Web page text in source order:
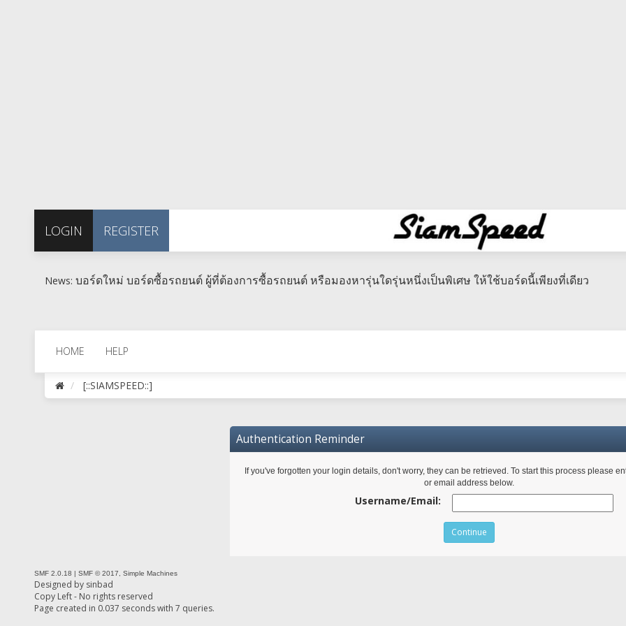
LOGIN REGISTER
News: บอร์ดใหม่ บอร์ดซื้อรถยนต์ ผู้ที่ต้องการซื้อรถยนต์ หรือมองหารุ่นใดรุ่นหนึ่งเป็นพิเศษ​ ให้ใช้บอร์ดนี้เพียงที่เดียว
HOME HELP
[::SIAMSPEED::]
Authentication Reminder
If you've forgotten your login details, don't worry, they can be retrieved. To start this process please
or email address below.
Username/Email:
SMF 2.0.18 | SMF © 2017, Simple Machines
Designed by sinbad
Copy Left - No rights reserved
Page created in 0.037 seconds with 7 queries.